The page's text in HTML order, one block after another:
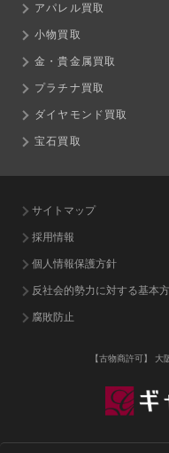
アパレル買取
小物買取
金・貴金属買取
プラチナ買取
ダイヤモンド買取
宝石買取
サイトマップ
採用情報
個人情報保護方針
反社会的勢力に対する基本
腐敗防止
【古物商許可】 大